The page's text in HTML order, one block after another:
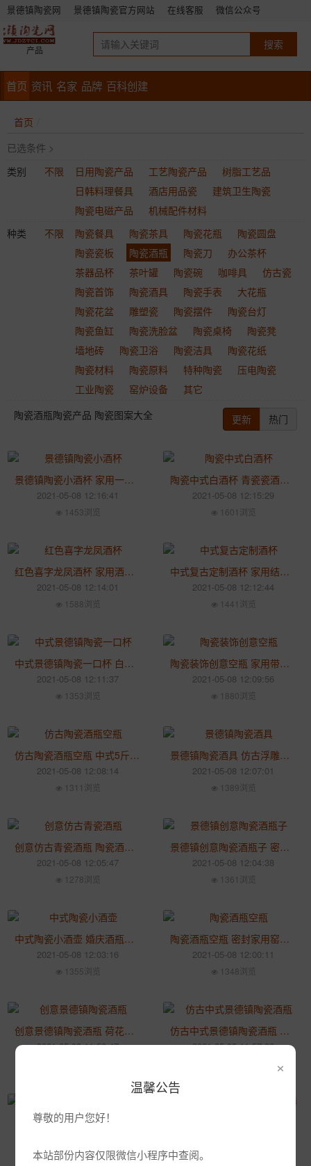
×
温馨公告
尊敬的用户您好！
本站部份内容仅限微信小程序中查阅。
景德镇陶瓷网 景德镇陶瓷官方网站 在线客服 微信公众号
产品
首页 资讯 名家 品牌 百科创建
首页
已选条件 >
类别
不限 日用陶瓷产品 工艺陶瓷产品
树脂工艺品
日韩料理餐具
酒店用品瓷
建筑卫生陶瓷
陶瓷电磁产品
机械配件材料
种类
不限 陶瓷餐具 陶瓷茶具 陶瓷花瓶
陶瓷圆盘
陶瓷瓷板
陶瓷酒瓶 陶瓷刀
办公茶杯
茶器品杯
茶叶罐 陶瓷碗 咖啡具
仿古瓷
陶瓷首饰
陶瓷酒具 陶瓷手表
大花瓶
陶瓷花盆
雕塑瓷 陶瓷摆件
陶瓷台灯
陶瓷鱼缸
陶瓷洗脸盆 陶瓷桌椅
陶瓷凳
墙地砖
陶瓷卫浴 陶瓷洁具
陶瓷花纸
陶瓷材料
陶瓷原料 特种陶瓷
压电陶瓷
工业陶瓷
窑炉设备 其它
更新 热门
陶瓷酒瓶陶瓷产品 陶瓷图案大全
景德镇陶瓷小酒杯 家用一口杯酒具套装 创意复古中式酒杯
2021-05-08 12:16:41
1453浏览
陶瓷中式白酒杯 青瓷瓷酒壶烈酒杯 家用白瓷酒杯小酒盅高脚杯
2021-05-08 12:15:29
1601浏览
红色喜字龙凤酒杯 家用酒杯 中式新人交杯酒壶对杯
2021-05-08 12:14:01
1588浏览
中式复古定制酒杯 家用结婚交杯敬酒杯 陶瓷复古定制酒杯
2021-05-08 12:12:44
1441浏览
中式景德镇陶瓷一口杯 白色创意酒盅 家用复古白酒杯酒具
2021-05-08 12:11:37
1353浏览
陶瓷装饰创意空瓶 家用带盖三斤酒壶 白酒小酒坛仿古摆件
2021-05-08 12:09:56
1880浏览
仿古陶瓷酒瓶空瓶 中式5斤小酒壶泡酒罐 家用密封白酒酒坛子
2021-05-08 12:08:14
1311浏览
景德镇陶瓷酒具 仿古浮雕小酒瓶 中式高脚复古杯黄酒杯
2021-05-08 12:07:01
1389浏览
创意仿古青瓷酒瓶 陶瓷酒瓶酒具 家用中式小酒盅
2021-05-08 12:05:47
1278浏览
景德镇创意陶瓷酒瓶子 密封家用酒壶套装 仿古小酒坛摆件
2021-05-08 12:04:38
1361浏览
中式陶瓷小酒壶 婚庆酒瓶结婚用喜酒装酒容器 家用空酒瓶酒坛子
2021-05-08 12:03:16
1355浏览
陶瓷酒瓶空瓶 密封家用窑藏一斤装 中式复古风酒瓶酒坛子定制
2021-05-08 12:00:11
1348浏览
创意景德镇陶瓷酒瓶 荷花仿古酒具 家用白酒酒壶一斤装
2021-05-08 11:58:47
仿古中式景德镇陶瓷酒瓶 家用酒瓶酒具 复古酒具酒壶
2021-05-08 11:57:32
1364浏览